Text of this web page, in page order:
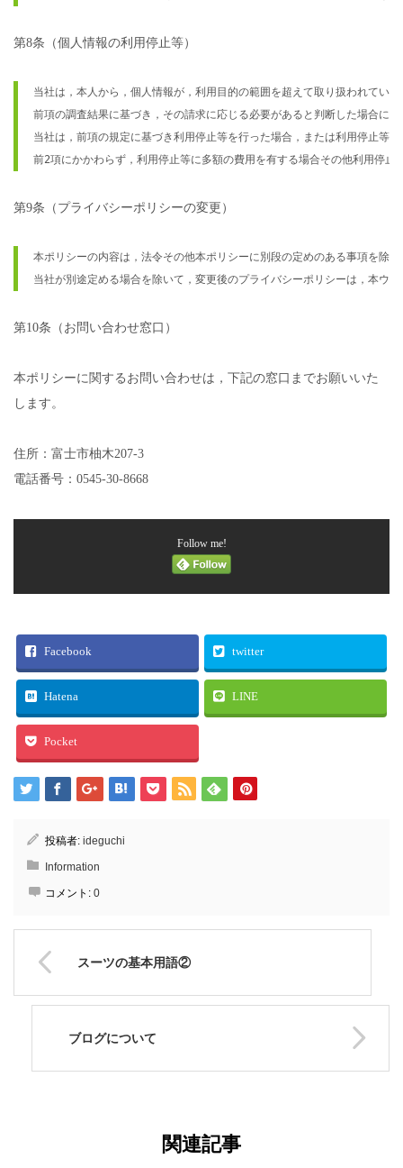
第8条（個人情報の利用停止等）
当社は，本人から，個人情報が，利用目的の範囲を超えて取り扱われてい
前項の調査結果に基づき，その請求に応じる必要があると判断した場合に
当社は，前項の規定に基づき利用停止等を行った場合，または利用停止等
前2項にかかわらず，利用停止等に多額の費用を有する場合その他利用停
第9条（プライバシーポリシーの変更）
本ポリシーの内容は，法令その他本ポリシーに別段の定めのある事項を除
当社が別途定める場合を除いて，変更後のプライバシーポリシーは，本ウ
第10条（お問い合わせ窓口）
本ポリシーに関するお問い合わせは，下記の窓口までお願いいた
します。
住所：富士市柚木207-3
電話番号：0545-30-8668
Follow me!
Facebook twitter
Hatena LINE
Pocket
投稿者: ideguchi
Information
コメント: 0
スーツの基本用語②
ブログについて
関連記事